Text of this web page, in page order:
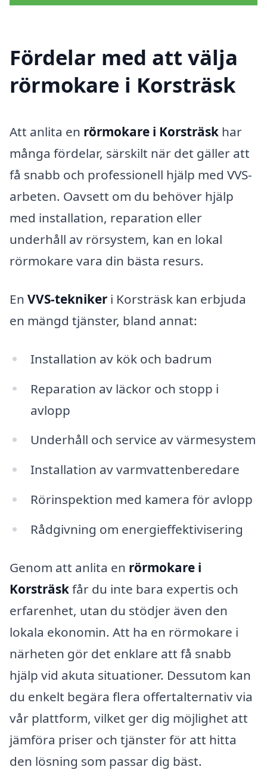
Fördelar med att välja
rörmokare i Korsträsk
Att anlita en rörmokare i Korsträsk har
många fördelar, särskilt när det gäller att
få snabb och professionell hjälp med VVS-
arbeten. Oavsett om du behöver hjälp
med installation, reparation eller
underhåll av rörsystem, kan en lokal
rörmokare vara din bästa resurs.
En VVS-tekniker i Korsträsk kan erbjuda
en mängd tjänster, bland annat:
Installation av kök och badrum
Reparation av läckor och stopp i
avlopp
Underhåll och service av värmesystem
Installation av varmvattenberedare
Rörinspektion med kamera för avlopp
Rådgivning om energieffektivisering
Genom att anlita en rörmokare i
Korsträskfår du inte bara expertis och
erfarenhet, utan du stödjer även den
lokala ekonomin. Att ha en rörmokare i
närheten gör det enklare att få snabb
hjälp vid akuta situationer. Dessutom kan
du enkelt begära flera offertalternativ via
vår plattform, vilket ger dig möjlighet att
jämföra priser och tjänster för att hitta
den lösning som passar dig bäst.